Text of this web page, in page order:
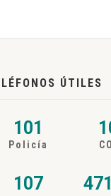
ÚTILES
101
Policía
107